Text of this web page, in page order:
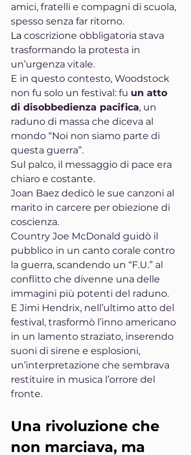
amici, fratelli e compagni di scuola,
spesso senza far ritorno.
La coscrizione obbligatoria stava
trasformando la protesta in
un’urgenza vitale.
E in questo contesto, Woodstock
non fu solo un festival: fu un atto
di disobbedienza pacifica, un
raduno di massa che diceva al
mondo “Noi non siamo parte di
questa guerra”.
Sul palco, il messaggio di pace era
chiaro e costante.
Joan Baez dedicò le sue canzoni al
marito in carcere per obiezione di
coscienza.
Country Joe McDonald guidò il
pubblico in un canto corale contro
la guerra, scandendo un “F.U.” al
conflitto che divenne una delle
immagini più potenti del raduno.
E Jimi Hendrix, nell’ultimo atto del
festival, trasformò l’inno americano
in un lamento straziato, inserendo
suoni di sirene e esplosioni,
un’interpretazione che sembrava
restituire in musica l’orrore del
fronte.
Una rivoluzione che
non marciava, ma